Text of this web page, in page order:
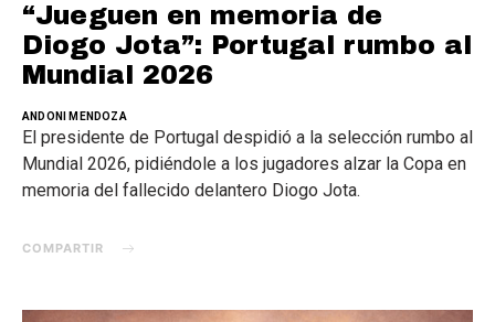
“Jueguen en memoria de
Diogo Jota”: Portugal rumbo al
Mundial 2026
ANDONI MENDOZA
El presidente de Portugal despidió a la selección rumbo al
Mundial 2026, pidiéndole a los jugadores alzar la Copa en
memoria del fallecido delantero Diogo Jota.
COMPARTIR